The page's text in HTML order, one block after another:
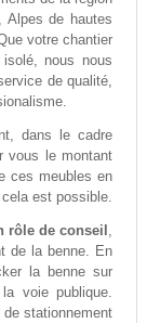
Alpes de hautes
votre chantier
nous nous
de qualité,
dans le cadre
vous le montant
ces meubles en
est possible.
rôle de conseil ,
de la benne. En
la benne sur
voie publique.
stationnement